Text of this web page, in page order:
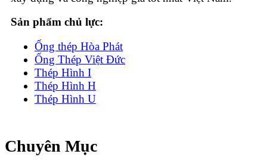
Sản phẩm chủ lực:
Ống thép Hòa Phát
Ống Thép Việt Đức
Thép Hình I
Thép Hình H
Thép Hình U
Chuyên Mục